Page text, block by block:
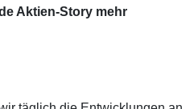
Aktien-Story mehr